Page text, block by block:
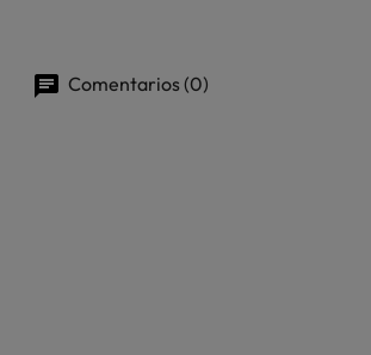
Comentarios (0)